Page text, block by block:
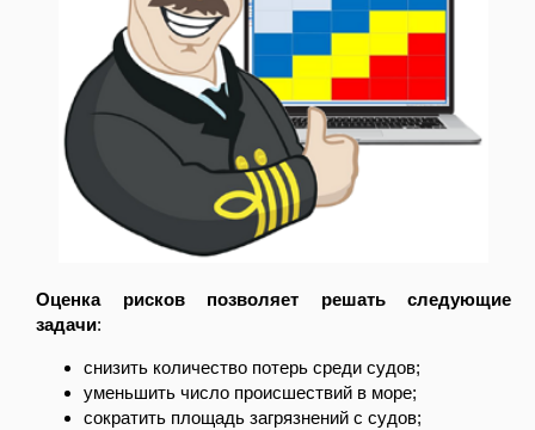
Оценка рисков позволяет решать следующие
задачи:
снизить количество потерь среди судов;
уменьшить число происшествий в море;
сократить площадь загрязнений с судов;
Работы на высоте и за бортом
Компания ИБИКОН
предлагает Вашему
рекомендации по
безопасному выполнению
работ на высоте и за
бортом судна.